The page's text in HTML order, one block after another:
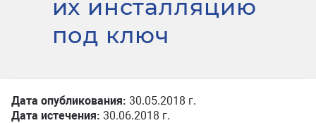
их инсталляцию
под ключ
Дата опубликования: 30.05.2018 г.
Дата истечения: 30.06.2018 г.